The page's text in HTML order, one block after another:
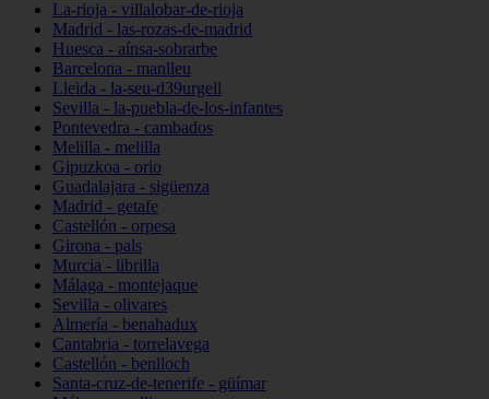
La-rioja - villalobar-de-rioja
Madrid - las-rozas-de-madrid
Huesca - aínsa-sobrarbe
Barcelona - manlleu
Lleida - la-seu-d39urgell
Sevilla - la-puebla-de-los-infantes
Pontevedra - cambados
Melilla - melilla
Gipuzkoa - orio
Guadalajara - sigüenza
Madrid - getafe
Castellón - orpesa
Girona - pals
Murcia - librilla
Málaga - montejaque
Sevilla - olivares
Almería - benahadux
Cantabria - torrelavega
Castellón - benlloch
Santa-cruz-de-tenerife - güímar